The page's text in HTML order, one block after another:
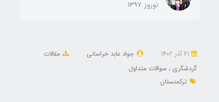
نوروز 1397
جواد عابد خراسانی
مقالات
گردشگری
سوالات متداول
ترکمنستان